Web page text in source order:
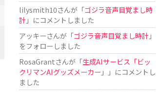
lilysmith10さんが「ゴジラ音声目覚まし時
計」にコメントしました
アッキーさんが「ゴジラ音声目覚まし時計」
をフォローしました
RosaGrantさんが「生成AIサービス「ビッ
クリマンAIグッズメーカー」
」にコメントし
ました